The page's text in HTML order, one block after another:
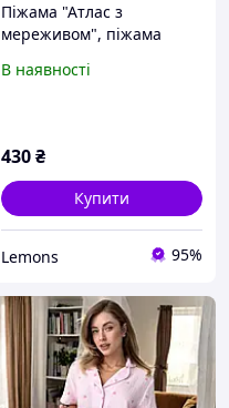
Піжама "Атлас з
мереживом", піжама
атласна піжамка ,пімажа
нічна піжама
В наявності
430₴
Купити
Lemons 95%